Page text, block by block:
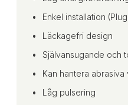
Enkel installation
Läckagefri design
Självansugande och
Kan hantera abrasiva
Låg pulsering